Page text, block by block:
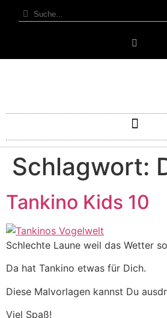
Schlagwort:
Tankino Kids 10
Schlechte Laune weil das Wetter
Da hat Tankino etwas für Dich.
Diese Malvorlagen kannst Du
Viel Spaß!